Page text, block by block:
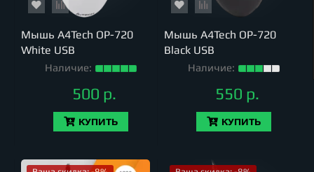
Мышь A4Tech OP-720
White USB
Наличие:
500 р.
КУПИТЬ
Мышь A4Tech OP-720
Black USB
Наличие:
550 р.
КУПИТЬ